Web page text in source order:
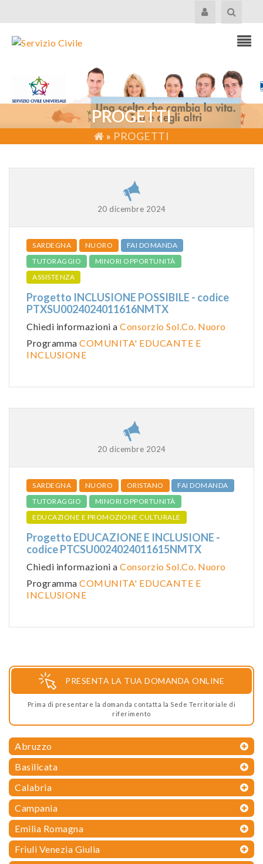
PROGETTI
» PROGETTI
20 dicembre 2024
SARDEGNA NUORO
FAI DOMANDA
TUTORAGGIO
MINORI OPPORTUNITÀ
ASSISTENZA
Progetto INCLUSIONE POSSIBILE - codice
PTXSU0024024011616NMTX
Chiedi informazioni a Consorzio Sol.Co. Nuoro
Programma COMUNITA' EDUCANTE E
INCLUSIONE
20 dicembre 2024
SARDEGNA NUORO ORISTANO
FAI DOMANDA
TUTORAGGIO
MINORI OPPORTUNITÀ
EDUCAZIONE E PROMOZIONE CULTURALE
Progetto EDUCAZIONE E INCLUSIONE -
codice PTCSU0024024011615NMTX
Chiedi informazioni a Consorzio Sol.Co. Nuoro
Programma COMUNITA' EDUCANTE E
INCLUSIONE
PRESENTA LA TUA DOMANDA ONLINE
Prima di presentare la domanda contatta la Sede Territoriale di
riferimento
Abruzzo
Basilicata
Calabria
Campania
Emilia Romagna
Friuli Venezia Giulia